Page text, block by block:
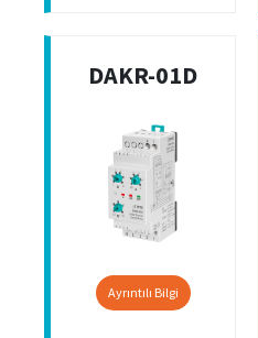
DAKR-01D
Ayrıntılı Bilgi